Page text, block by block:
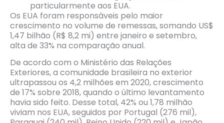
particularmente aos EUA.
Os EUA foram responsáveis pelo maior
crescimento no volume de remessas, somando US$
1,47 bilhão (R$ 8,2 mi) entre janeiro e setembro,
alta de 33% na comparação anual.
De acordo com o Ministério das Relações
Exteriores, a comunidade brasileira no exterior
ultrapassou os 4,2 milhões em 2020, crescimento
de 17% sobre 2018, quando o último levantamento
havia sido feito. Desse total, 42% ou 1,78 milhão
viviam nos EUA, seguidos por Portugal (276 mil),